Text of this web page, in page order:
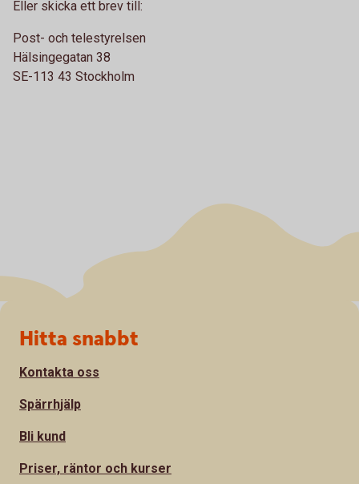
Eller skicka ett brev till:
Post- och telestyrelsen
Hälsingegatan 38
SE-113 43 Stockholm
Sidfot
Hitta snabbt
Kontakta oss
Spärrhjälp
Bli kund
Priser, räntor och kurser